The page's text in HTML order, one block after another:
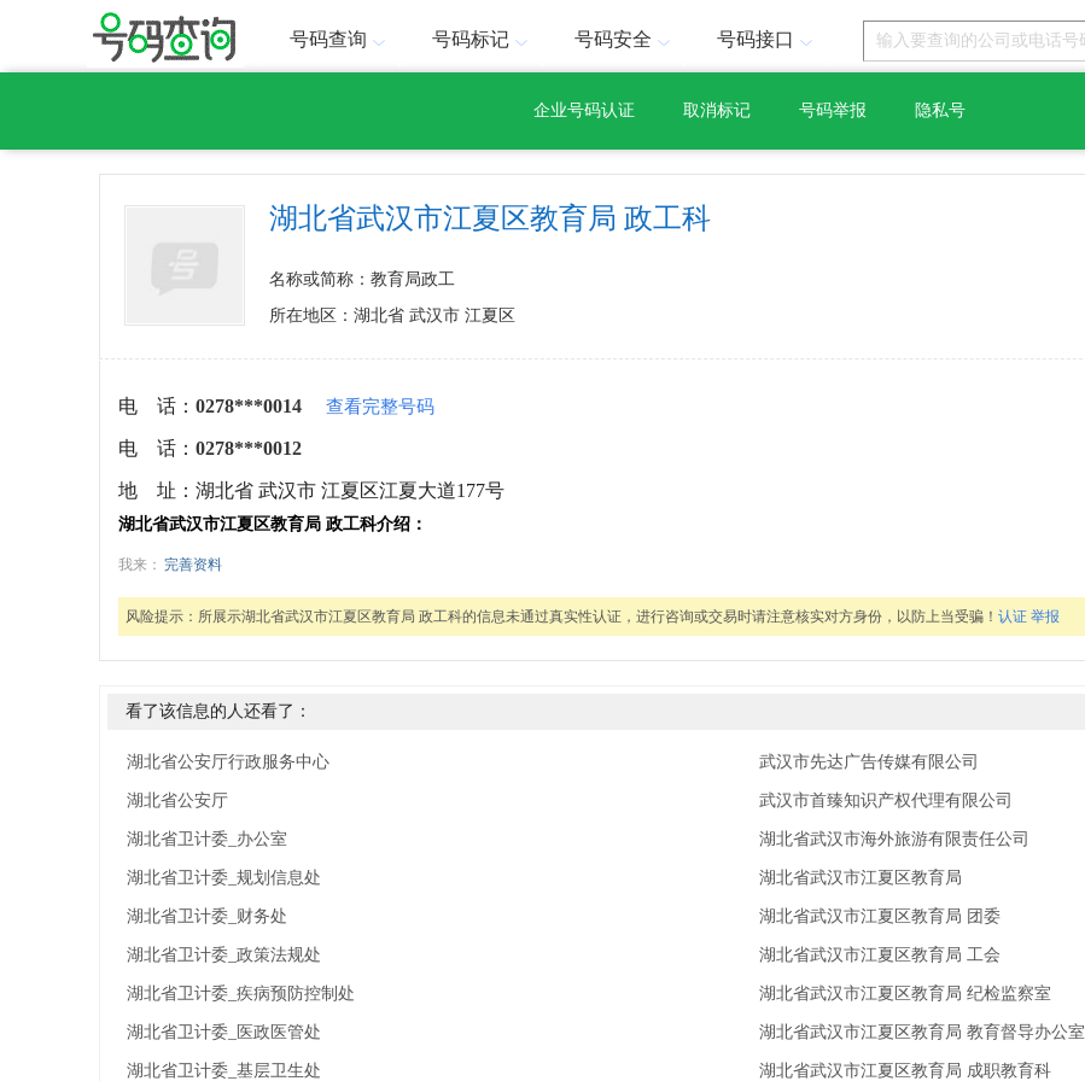
号码查询 号码标记 号码安全 号码接口
企业号码认证 取消标记 号码举报 隐私号
湖北省武汉市江夏区教育局 政工科
名称或简称：教育局政工
所在地区：湖北省 武汉市 江夏区
电 话： 0278***0014 查看完整号码
电 话： 0278***0012
地 址： 湖北省 武汉市 江夏区江夏大道177号
湖北省武汉市江夏区教育局 政工科介绍：
我来： 完善资料
风险提示： 所展示湖北省武汉市江夏区教育局 政工科的信息未通过真实性认证，进行咨询或交易时请注意核实对方身份，以防上当受骗！ 认证 举报
看了该信息的人还看了：
湖北省公安厅行政服务中心
湖北省公安厅
湖北省卫计委_办公室
湖北省卫计委_规划信息处
湖北省卫计委_财务处
湖北省卫计委_政策法规处
湖北省卫计委_疾病预防控制处
湖北省卫计委_医政医管处
湖北省卫计委_基层卫生处
武汉市先达广告传媒有限公司
武汉市首臻知识产权代理有限公司
湖北省武汉市海外旅游有限责任公司
湖北省武汉市江夏区教育局
湖北省武汉市江夏区教育局 团委
湖北省武汉市江夏区教育局 工会
湖北省武汉市江夏区教育局 纪检监察室
湖北省武汉市江夏区教育局 教育督导办公室
湖北省武汉市江夏区教育局 成职教育科